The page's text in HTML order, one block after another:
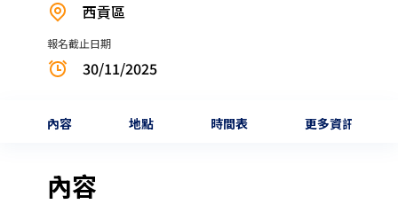
西貢區
報名截止日期
30/11/2025
內容 地點 時間表 更多資訊
內容